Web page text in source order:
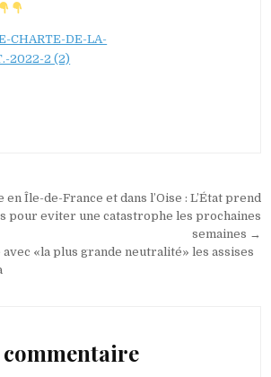
CHARTE-DE-LA-
2022-2 (2)
en Île-de-France et dans l’Oise : L’État prend
pour eviter une catastrophe les prochaines
semaines →
«la plus grande neutralité» les assises